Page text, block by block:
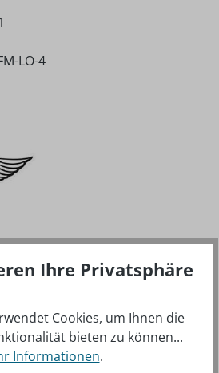
LO-4
HANDBUCH IST SEIT JAHREN
MANÖVER-BUCH. DAS
ILLUSTRIERT…
Ihre Privatsphäre
Cookies, um Ihnen die
bieten zu können...
Informationen.